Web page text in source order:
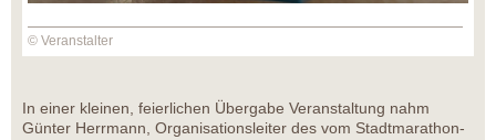
© Veranstalter
In einer kleinen, feierlichen Übergabe Veranstaltung nahm
Günter Herrmann, Organisationsleiter des vom Stadtmarathon-